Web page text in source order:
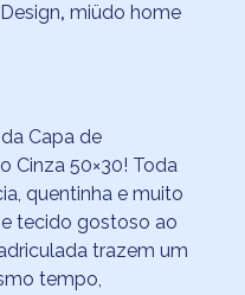
, miüdo home
Capa de
Cinza 50×30! Toda
quentinha e muito
tecido gostoso ao
trazem um
tempo,